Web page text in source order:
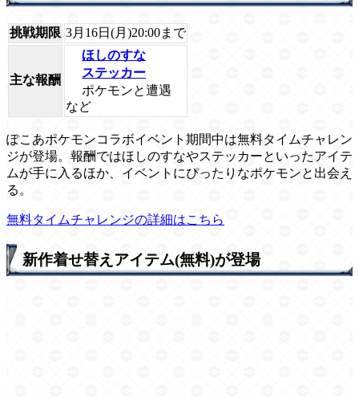
挑戦期限 3月16日(月)20:00まで
主な報酬
ほしのすな
ステッカー
ポケモンと遭遇
など
ぽこあポケモンコラボイベント期間中は無料タイムチャレン
ジが登場。報酬ではほしのすなやステッカーといったアイテ
ムが手に入るほか、イベントにぴったりなポケモンと出会え
る。
無料タイムチャレンジの詳細はこちら
新作着せ替えアイテム(無料)が登場